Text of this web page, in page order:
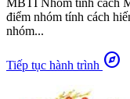
điểm nhóm tính cách
nhóm...
Tiếp tục hành trình explore